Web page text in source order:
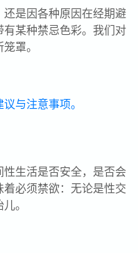
是因各种原因在经期避
某种禁忌色彩。我们对
罩。
生活是否安全，是否会
必须禁欲：无论是性交
。